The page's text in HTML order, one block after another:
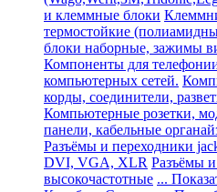
и клеммные блоки
термостойкие
блоки наборные, зажимы
Компоненты для
компьютерных сетей.
корды, соединители,
Компьютерные розетки,
панели, кабельные
Разъёмы и переходники
DVI, VGA, XLR Разъёмы
высокочастотные ...